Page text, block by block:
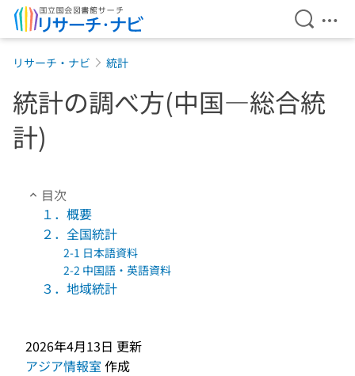
検索を
メ
リサーチ・ナビ 統計
統計の調べ方(中国―総合統
計)
目次
１．概要
２．全国統計
2-1 日本語資料
2-2 中国語・英語資料
３．地域統計
2026年4月13日 更新
アジア情報室 作成